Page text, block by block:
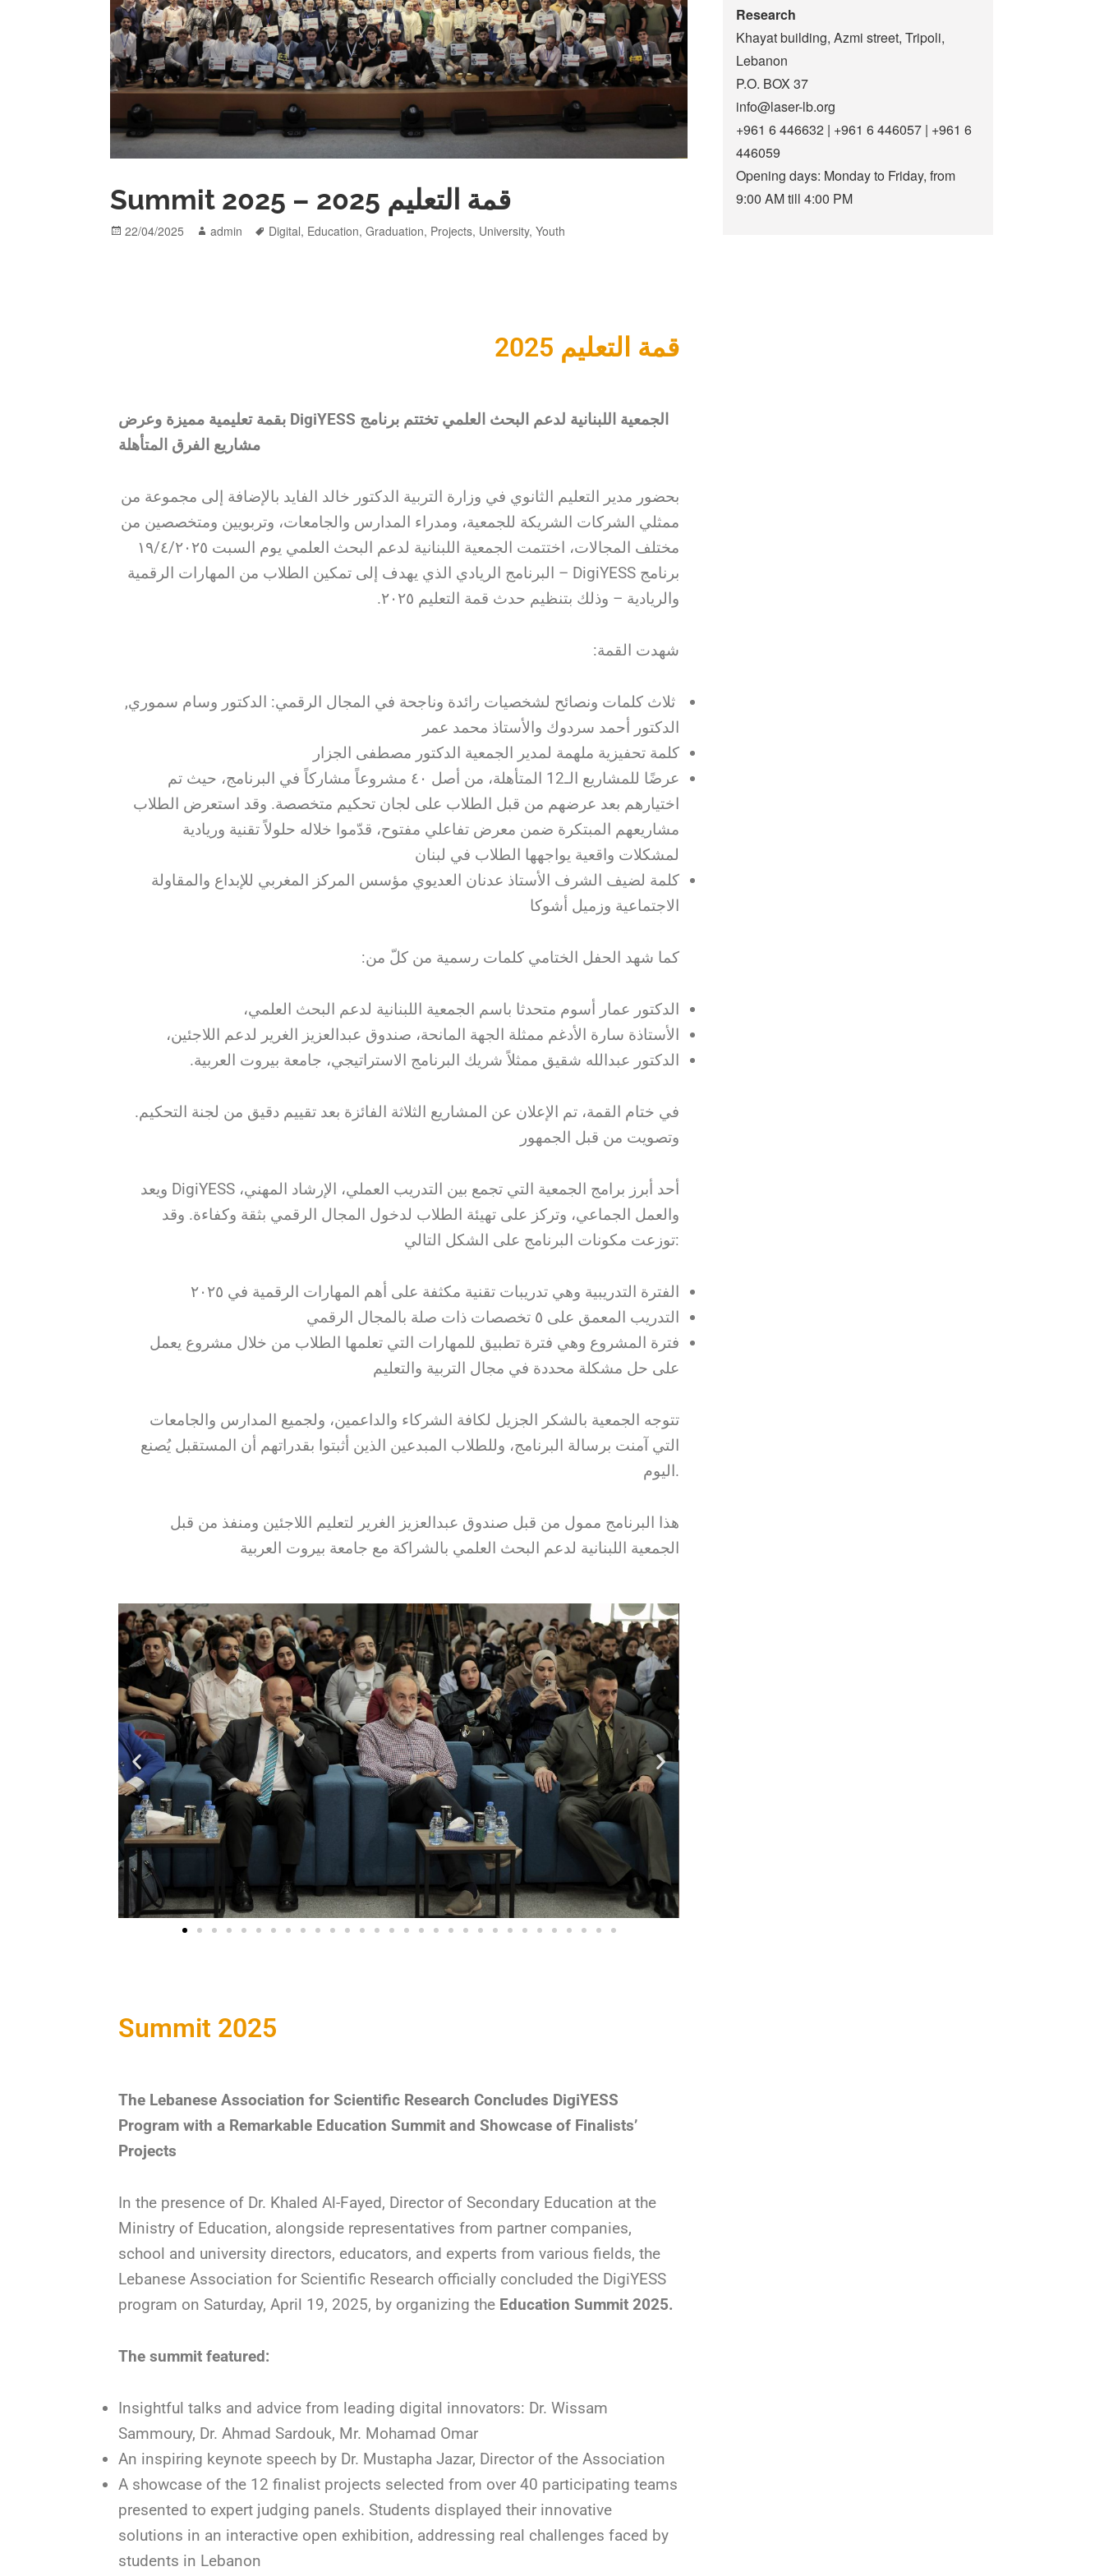
Summit 2025 – قمة التعليم 2025
22/04/2025 admin Digital, Education,Graduation, Projects, University,Youth
قمة التعليم 2025
الجمعية اللبنانية لدعم البحث العلمي تختتم برنامج DigiYESS بقمة تعليمية مميزة وعرض
مشاريع الفرق المتأهلة
بحضور مدير التعليم الثانوي في وزارة التربية الدكتور خالد الفايد بالإضافة إلى مجموعة من
ممثلي الشركات الشريكة للجمعية، ومدراء المدارس والجامعات، وتربويين ومتخصصين من
مختلف المجالات، اختتمت الجمعية اللبنانية لدعم البحث العلمي يوم السبت ١٩/٤/٢٠٢٥
برنامج DigiYESS – البرنامج الريادي الذي يهدف إلى تمكين الطلاب من المهارات الرقمية
والريادية – وذلك بتنظيم حدث قمة التعليم ٢٠٢٥.
:شهدت القمة
ثلاث كلمات ونصائح لشخصيات رائدة وناجحة في المجال الرقمي: الدكتور وسام سموري,
الدكتور أحمد سردوك والأستاذ محمد عمر
كلمة تحفيزية ملهمة لمدير الجمعية الدكتور مصطفى الجزار
عرضًا للمشاريع الـ12 المتأهلة، من أصل ٤٠ مشروعاً مشاركاً في البرنامج، حيث تم
اختيارهم بعد عرضهم من قبل الطلاب على لجان تحكيم متخصصة. وقد استعرض الطلاب
مشاريعهم المبتكرة ضمن معرض تفاعلي مفتوح، قدّموا خلاله حلولاً تقنية وريادية
لمشكلات واقعية يواجهها الطلاب في لبنان
كلمة لضيف الشرف الأستاذ عدنان العديوي مؤسس المركز المغربي للإبداع والمقاولة
الاجتماعية وزميل أشوكا
:كما شهد الحفل الختامي كلمات رسمية من كلّ من
الدكتور عمار أسوم متحدثا باسم الجمعية اللبنانية لدعم البحث العلمي،
الأستاذة سارة الأدغم ممثلة الجهة المانحة، صندوق عبدالعزيز الغرير لدعم اللاجئين،
الدكتور عبدالله شقيق ممثلاً شريك البرنامج الاستراتيجي، جامعة بيروت العربية.
في ختام القمة، تم الإعلان عن المشاريع الثلاثة الفائزة بعد تقييم دقيق من لجنة التحكيم.
وتصويت من قبل الجمهور
ويعد DigiYESS أحد أبرز برامج الجمعية التي تجمع بين التدريب العملي، الإرشاد المهني،
والعمل الجماعي، وتركز على تهيئة الطلاب لدخول المجال الرقمي بثقة وكفاءة. وقد
توزعت مكونات البرنامج على الشكل التالي:
الفترة التدريبية وهي تدريبات تقنية مكثفة على أهم المهارات الرقمية في ٢٠٢٥
التدريب المعمق على ٥ تخصصات ذات صلة بالمجال الرقمي
فترة المشروع وهي فترة تطبيق للمهارات التي تعلمها الطلاب من خلال مشروع يعمل
على حل مشكلة محددة في مجال التربية والتعليم
تتوجه الجمعية بالشكر الجزيل لكافة الشركاء والداعمين، ولجميع المدارس والجامعات
التي آمنت برسالة البرنامج، وللطلاب المبدعين الذين أثبتوا بقدراتهم أن المستقبل يُصنع
اليوم.
هذا البرنامج ممول من قبل صندوق عبدالعزيز الغرير لتعليم اللاجئين ومنفذ من قبل
الجمعية اللبنانية لدعم البحث العلمي بالشراكة مع جامعة بيروت العربية
Summit 2025
The Lebanese Association for Scientific Research Concludes DigiYESS
Program with a Remarkable Education Summit and Showcase of Finalists’
Projects
In the presence of Dr. Khaled Al-Fayed, Director of Secondary Education at the
Ministry of Education, alongside representatives from partner companies,
school and university directors, educators, and experts from various fields, the
Lebanese Association for Scientific Research officially concluded the DigiYESS
program on Saturday, April 19, 2025, by organizing the Education Summit 2025.
The summit featured:
Insightful talks and advice from leading digital innovators: Dr. Wissam
Sammoury, Dr. Ahmad Sardouk, Mr. Mohamad Omar
An inspiring keynote speech by Dr. Mustapha Jazar, Director of the Association
A showcase of the 12 finalist projects selected from over 40 participating teams
presented to expert judging panels. Students displayed their innovative
solutions in an interactive open exhibition, addressing real challenges faced by
students in Lebanon
Research
Khayat building, Azmi street, Tripoli,
Lebanon
P.O. BOX 37
info@laser-lb.org
+961 6 446632 | +961 6 446057 | +961 6
446059
Opening days: Monday to Friday, from
9:00 AM till 4:00 PM